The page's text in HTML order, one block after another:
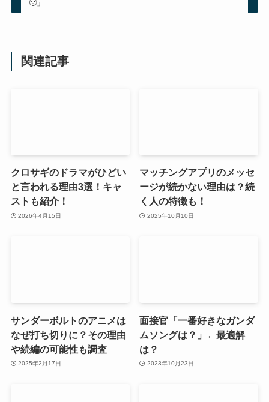
🙁」
関連記事
クロサギのドラマがひどい
と言われる理由3選！キャ
ストも紹介！
2026年4月15日
マッチングアプリのメッセ
ージが続かない理由は？続
く人の特徴も！
2025年10月10日
サンダーボルトのアニメは
なぜ打ち切りに？その理由
や続編の可能性も調査
2025年2月17日
面接官「一番好きなガンダ
ムソングは？」←最適解
は？
2023年10月23日